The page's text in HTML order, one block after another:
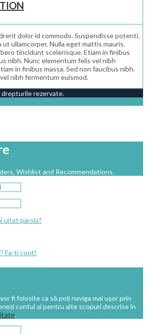
dolor id commodo. Suspendisse potenti.
ut ullamcorper. Nulla eget mattis mauris.
tincidunt scelerisque. Etiam in finibus
nibh. Nunc elementum felis vel nibh
in finibus massa. Sed non faucibus nibh.
nibh fermentum euismod.
rezervate.
Wishlist and Recommendations.
uitat parola?
Fa-ti cont!
fi folosite ca să poți naviga mai ușor prin
contul și pentru alte scopuri descrise în
.